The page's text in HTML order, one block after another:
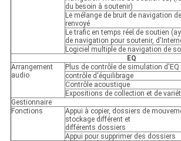
du besoin à soutenir)
Le mélange de bruit de navigation
renvoyé
Le trafic en temps réel de soutien
de navigation pour soutenir,
Logiciel multiple de navigation de
EQ
Arrangement
audio
Plus de contrôle de simulation d'EQ
contrôle d'équilibrage
Contrôle acoustique
Expositions de collection et de
Gestionnaire
Fonctions
Appui à copier, dossiers de
stockage différent et
différents dossiers
Appui pour supprimer des dossiers